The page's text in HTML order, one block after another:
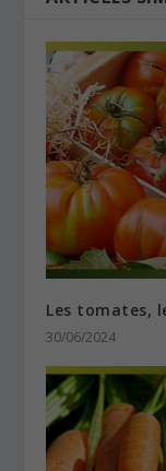
Les tomates,
30/06/2024